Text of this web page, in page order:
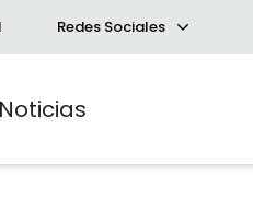
Redes Sociales